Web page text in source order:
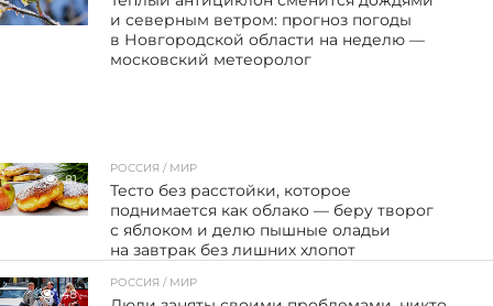
и северным ветром: прогноз погоды
в Новгородской области на неделю —
московский метеоролог
81
РОССИЯ / МИР
Тесто без расстойки, которое
поднимается как облако — беру творог
с яблоком и делю пышные оладьи
на завтрак без лишних хлопот
48
РОССИЯ / МИР